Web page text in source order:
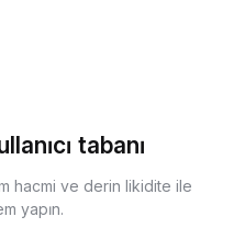
tabanı
hacmi ve derin likidite ile
yapın.